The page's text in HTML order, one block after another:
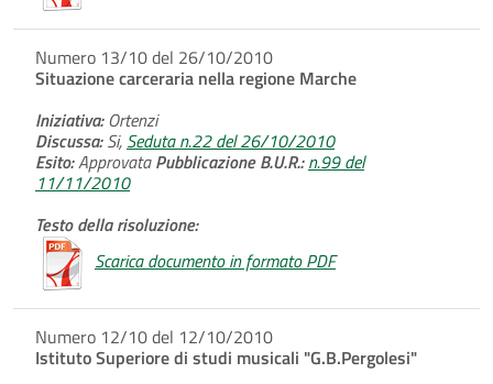
Numero 13/10 del 26/10/2010
Situazione carceraria nella regione Marche
Iniziativa:Ortenzi
Discussa:Si, Seduta n.22 del 26/10/2010
Esito:ApprovataPubblicazione B.U.R.: n.99 del
11/11/2010
Testo della risoluzione:
Scarica documento in formato PDF
Numero 12/10 del 12/10/2010
Istituto Superiore di studi musicali "G.B.Pergolesi"